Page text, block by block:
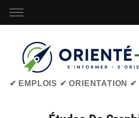
✔ EMPLOIS ✔ ORIENTATION ✔